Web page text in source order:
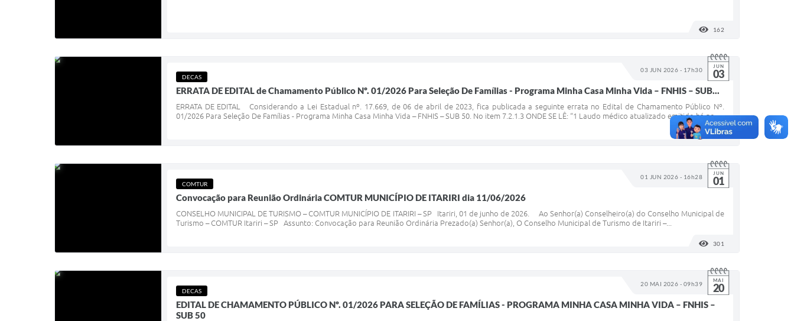
162
03 JUN 2026 - 17h30 JUN
03
DECAS
ERRATA DE EDITAL de Chamamento Público Nº. 01/2026 Para Seleção De Famílias - Programa Minha Casa Minha Vida – FNHIS – SUB...
ERRATA DE EDITAL Considerando a Lei Estadual nº. 17.669, de 06 de abril de 2023, fica publicada a seguinte errata no Edital de Chamamento Público Nº.
01/2026 Para Seleção De Famílias - Programa Minha Casa Minha Vida – FNHIS – SUB 50. No item 7.2.1.3 ONDE SE LÊ: “1 Laudo médico atualizado emitido há no...
1029VISUALIZAÇÕES
01 JUN 2026 - 16h28 JUN
01
COMTUR
Convocação para Reunião Ordinária COMTUR MUNICÍPIO DE ITARIRI dia 11/06/2026
CONSELHO MUNICIPAL DE TURISMO – COMTUR MUNICÍPIO DE ITARIRI – SP Itariri, 01 de junho de 2026. Ao Senhor(a) Conselheiro(a) do Conselho Municipal de
Turismo – COMTUR Itariri – SP Assunto: Convocação para Reunião Ordinária Prezado(a) Senhor(a), O Conselho Municipal de Turismo de Itariri –...
301
20 MAI 2026 - 09h39 MAI
20
DECAS
EDITAL DE CHAMAMENTO PÚBLICO Nº. 01/2026 PARA SELEÇÃO DE FAMÍLIAS - PROGRAMA MINHA CASA MINHA VIDA – FNHIS –
SUB 50